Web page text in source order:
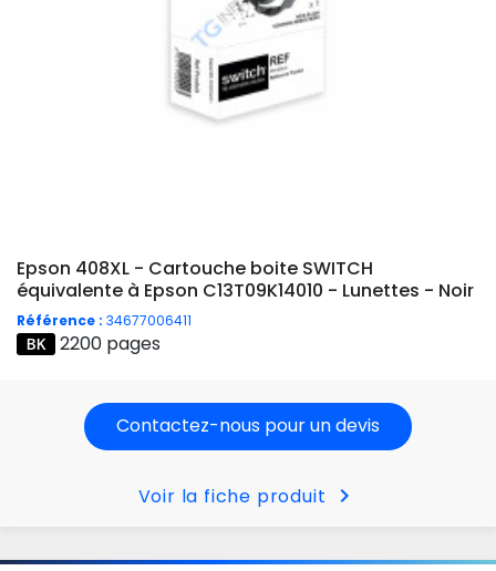
Epson 408XL - Cartouche boite SWITCH
équivalente à Epson C13T09K14010 - Lunettes - Noir
Référence : 34677006411
2200 pages
Contactez-nous pour un devis
Voir la fiche produit chevron_right